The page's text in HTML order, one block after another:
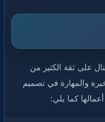
على ثقة الكثير من
والمهارة في تصميم
أعمالها كما يلي: